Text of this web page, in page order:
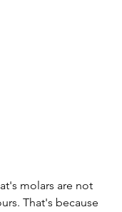
molars are not
That's because